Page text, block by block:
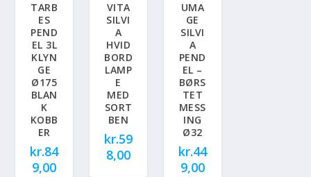
TARB
ES
PEND
EL 3L
KLYN
GE
Ø175
BLAN
K
KOBB
ER
kr.84
9,00
VITA
SILVI
A
HVID
BORD
LAMP
E
MED
SORT
BEN
kr.59
8,00
UMA
GE
SILVI
A
PEND
EL –
BØRS
TET
MESS
ING
Ø32
kr.44
9,00